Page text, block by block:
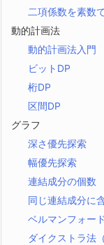
二項係数を素数
動的計画法
動的計画法入門
ビットDP
桁DP
区間DP
グラフ
深さ優先探索
幅優先探索
連結成分の個数
同じ連結成分に
ベルマンフォー
ダイクストラ法